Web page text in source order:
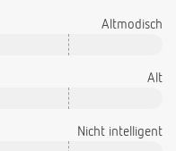
Altmodisch
Alt
Nicht intelligent